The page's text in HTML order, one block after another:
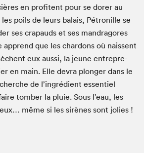
en prof­i­tent pour se dor­er au
poils de leurs bal­ais, Pétron­ille se
ses cra­pauds et ses man­dragores
apprend que les chardons où nais­sent
eux aus­si, la jeune entre­pre­
en main. Elle devra plonger dans le
de l’ingrédient essen­tiel
tomber la pluie. Sous l’eau, les
même si les sirènes sont jolies !